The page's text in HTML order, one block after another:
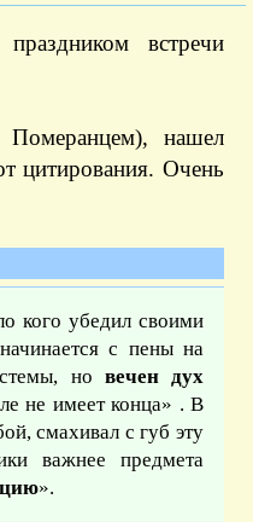
встречи
Померанцем), нашел
цитирования. Очень
кого убедил своими
с пены на
но вечен дух
не имеет конца» . В
смахивал с губ эту
важнее предмета
».